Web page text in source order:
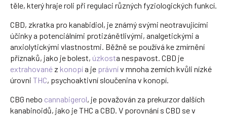
těle, který hraje roli při regulaci různých fyziologických funkcí.
CBD, zkratka pro kanabidiol, je známý svými neotravujícími
účinky a potenciálními protizánětlivými, analgetickými a
anxiolytickými vlastnostmi. Běžně se používá ke zmírnění
příznaků, jako je bolest, úzkosta nespavost. CBD je
extrahované z konopía je právnív mnoha zemích kvůli nízké
úrovni THC, psychoaktivní sloučenina v konopí.
CBG nebo cannabigerol, je považován za prekurzor dalších
kanabinoidů, jako je THC a CBD. V porovnání s CBD se v